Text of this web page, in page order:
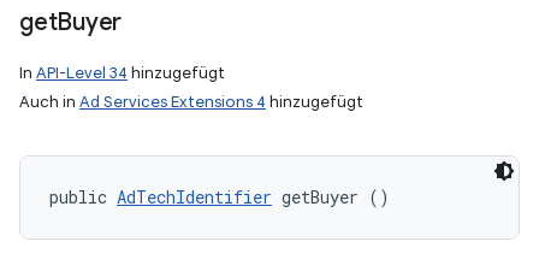
getBuyer
In API-Level 34 hinzugefügt
Auch in Ad Services Extensions 4 hinzugefügt
public AdTechIdentifier getBuyer ()